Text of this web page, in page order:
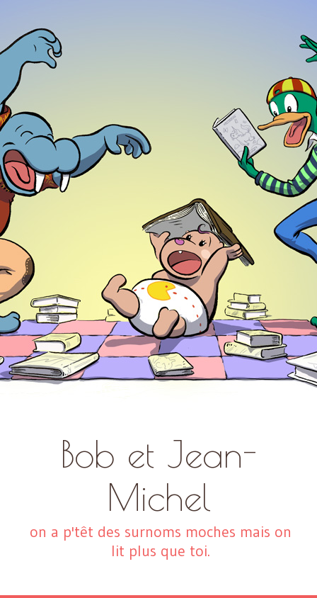
Bob et Jean-
Michel
on a p'têt des surnoms moches mais on
lit plus que toi.